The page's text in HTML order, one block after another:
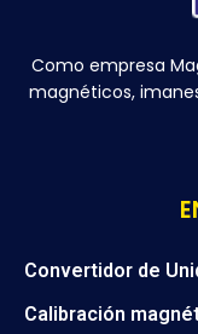
Como empresa
magnéticos,
Convertidor de
Calibración